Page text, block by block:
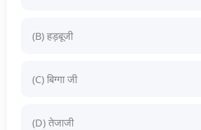
(B) हड़बूजी
(C) बिग्गा जी
(D) तेजाजी